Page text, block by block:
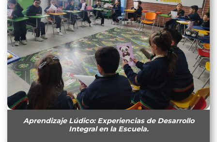
Aprendizaje Lúdico: Experiencias de Desarrollo
Integral en la Escuela.